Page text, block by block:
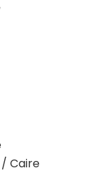
/ Caire